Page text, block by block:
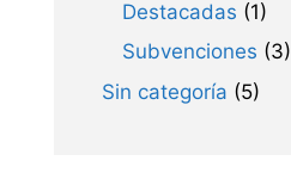
Destacadas (1)
Subvenciones (3)
Sin categoría (5)